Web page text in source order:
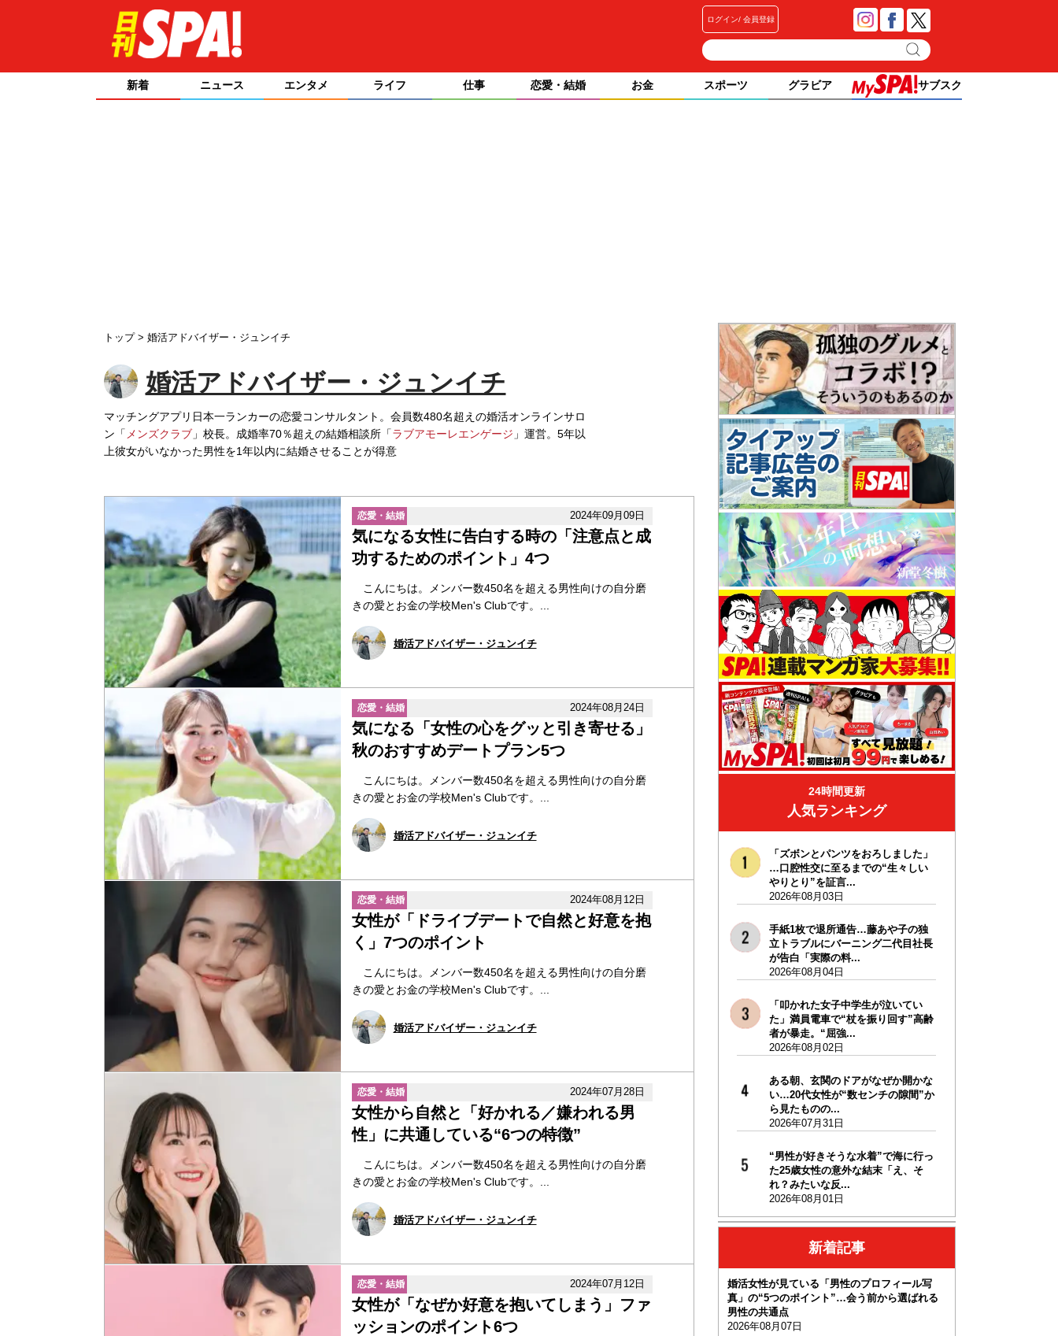
ログイン 会員登録
新着 ニュース エンタメ ライフ 仕事 恋愛・結婚 お金 スポーツ グラビア サブスク
トップ 婚活アドバイザー・ジュンイチ
婚活アドバイザー・ジュンイチ
マッチングアプリ日本一ランカーの恋愛コンサルタント。会員数480名超えの婚活オンラインサロ
ン「 メンズクラブ」校長。成婚率70％超えの結婚相談所「ラブアモーレエンゲージ 」運営。5年以
上彼女がいなかった男性を1年以内に結婚させることが得意
恋愛・結婚 2024年09月09日
気になる女性に告白する時の「注意点と成
功するためのポイント」4つ
こんにちは。メンバー数450名を超える男性向けの自分磨
きの愛とお金の学校Men's Clubです。...
婚活アドバイザー・ジュンイチ
恋愛・結婚 2024年08月24日
気になる「女性の心をグッと引き寄せる」
秋のおすすめデートプラン5つ
こんにちは。メンバー数450名を超える男性向けの自分磨
きの愛とお金の学校Men's Clubです。...
婚活アドバイザー・ジュンイチ
恋愛・結婚 2024年08月12日
女性が「ドライブデートで自然と好意を抱
く」7つのポイント
こんにちは。メンバー数450名を超える男性向けの自分磨
きの愛とお金の学校Men's Clubです。...
婚活アドバイザー・ジュンイチ
恋愛・結婚 2024年07月28日
女性から自然と「好かれる／嫌われる男
性」に共通している“6つの特徴”
こんにちは。メンバー数450名を超える男性向けの自分磨
きの愛とお金の学校Men's Clubです。...
婚活アドバイザー・ジュンイチ
恋愛・結婚 2024年07月12日
女性が「なぜか好意を抱いてしまう」ファ
ッションのポイント6つ
24時間更新
人気ランキング
「ズボンとパンツをおろしました」
…口腔性交に至るまでの“生々しい
やりとり”を証言...
2026年08月03日
手紙1枚で退所通告…藤あや子の独
立トラブルにバーニング二代目社長
が告白「実際の料...
2026年08月04日
「叩かれた女子中学生が泣いてい
た」満員電車で“杖を振り回す”高齢
者が暴走。“屈強...
2026年08月02日
ある朝、玄関のドアがなぜか開かな
い…20代女性が“数センチの隙間”か
ら見たものの...
2026年07月31日
“男性が好きそうな水着”で海に行っ
た25歳女性の意外な結末「え、そ
れ？みたいな反...
2026年08月01日
新着記事
婚活女性が見ている「男性のプロフィール写
真」の“5つのポイント”…会う前から選ばれる
男性の共通点
2026年08月07日